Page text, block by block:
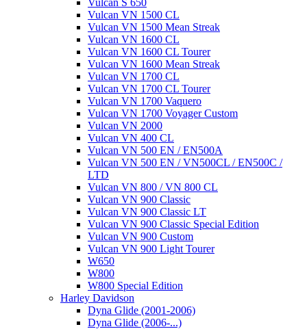
Vulcan S 650
Vulcan VN 1500 CL
Vulcan VN 1500 Mean Streak
Vulcan VN 1600 CL
Vulcan VN 1600 CL Tourer
Vulcan VN 1600 Mean Streak
Vulcan VN 1700 CL
Vulcan VN 1700 CL Tourer
Vulcan VN 1700 Vaquero
Vulcan VN 1700 Voyager Custom
Vulcan VN 2000
Vulcan VN 400 CL
Vulcan VN 500 EN / EN500A
Vulcan VN 500 EN / VN500CL / EN500C /
LTD
Vulcan VN 800 / VN 800 CL
Vulcan VN 900 Classic
Vulcan VN 900 Classic LT
Vulcan VN 900 Classic Special Edition
Vulcan VN 900 Custom
Vulcan VN 900 Light Tourer
W650
W800
W800 Special Edition
Harley Davidson
Dyna Glide (2001-2006)
Dyna Glide (2006-...)